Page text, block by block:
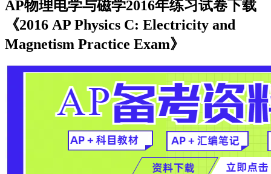
AP物理电学与磁学2016年练习试卷下载
《2016 AP Physics C: Electricity and
Magnetism Practice Exam》